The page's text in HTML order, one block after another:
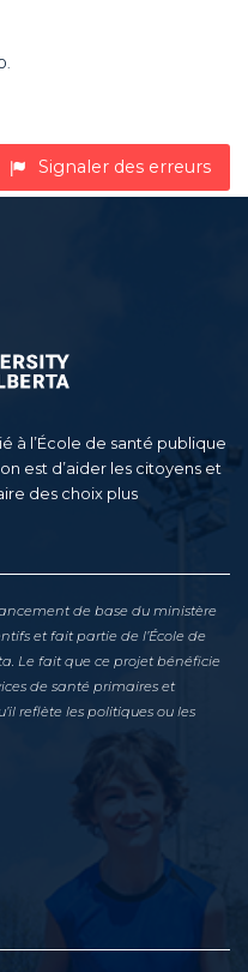
Signaler des erreurs
à l’École de santé publique
est d’aider les citoyens et
des choix plus
de base du ministère
et fait partie de l’École de
Le fait que ce projet bénéficie
de santé primaires et
reflète les politiques ou les